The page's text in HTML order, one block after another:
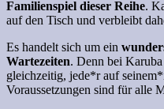
Familienspiel dieser Reihe.
auf den Tisch und verbleibt
Es handelt sich um ein
Wartezeiten. Denn bei
gleichzeitig, jede*r auf
Voraussetzungen sind für alle